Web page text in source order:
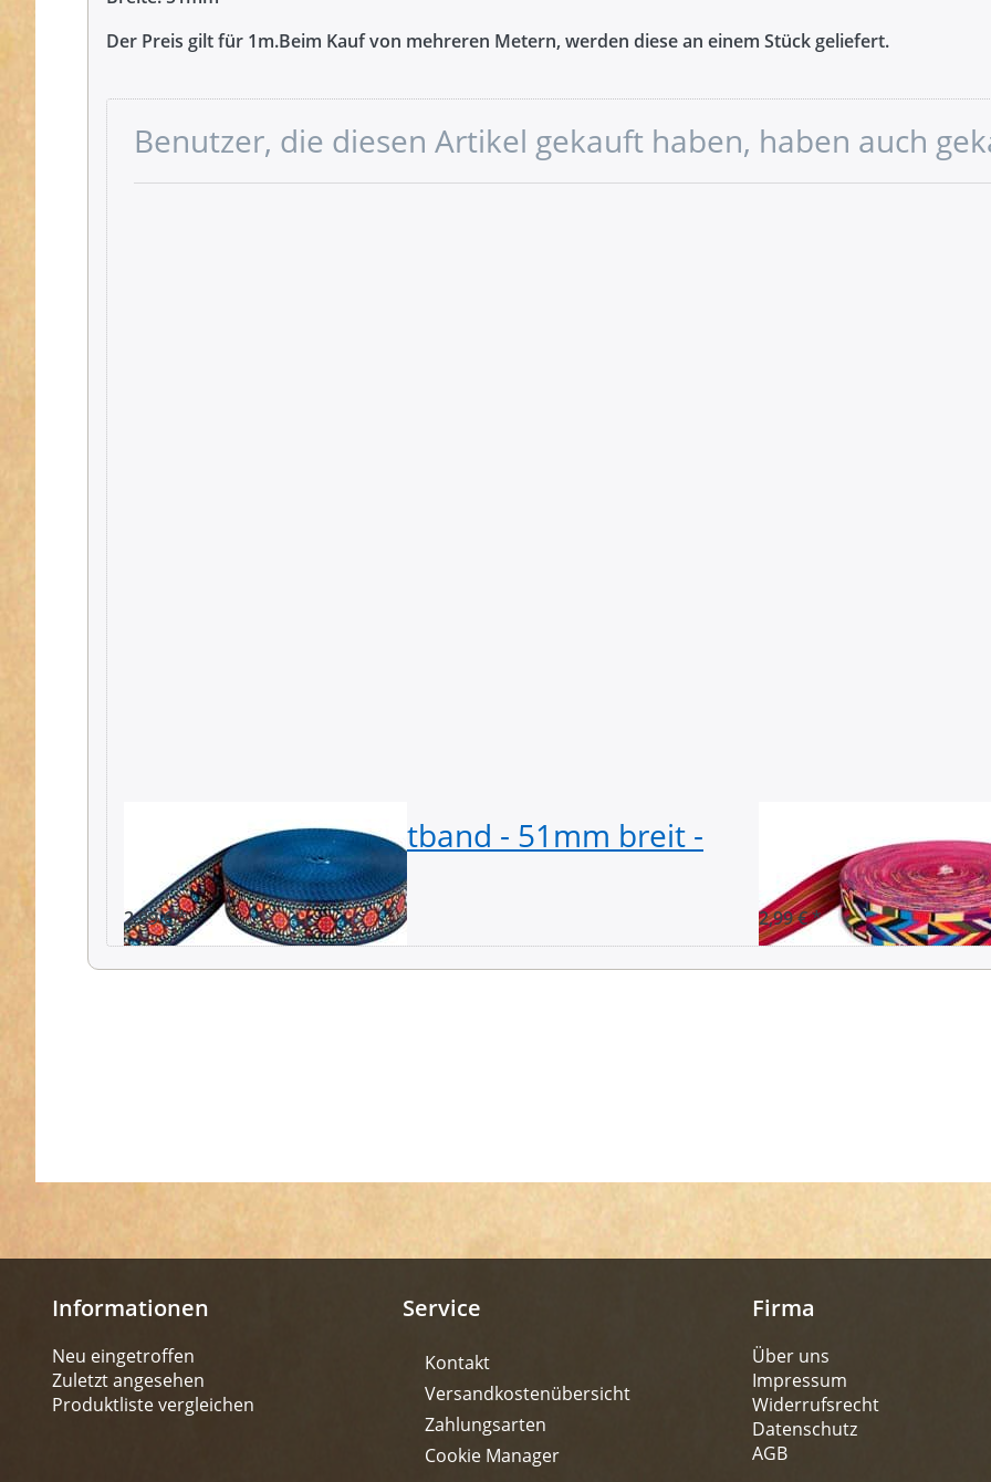
Der Preis gilt für 1m.Beim Kauf von mehreren Metern, werden diese an einem Stück geliefert.
Benutzer, die diesen Artikel gekauft haben, haben auch
1m Dekoband / Gurtband - 51mm breit -
Carpet
2,99 € *
1m Dekoband
Etno
2,99 € *
Informationen
Neu eingetroffen
Zuletzt angesehen
Produktliste vergleichen
Service
Kontakt
Versandkostenübersicht
Zahlungsarten
Cookie Manager
Firma
Über uns
Impressum
Widerrufsrecht
Datenschutz
AGB